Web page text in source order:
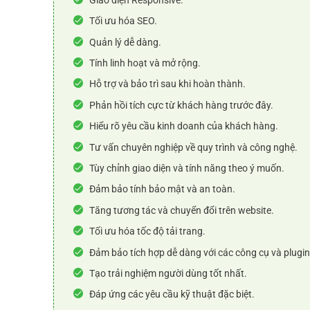
Tối ưu hóa SEO.
Quản lý dễ dàng.
Tính linh hoạt và mở rộng.
Hỗ trợ và bảo trì sau khi hoàn thành.
Phản hồi tích cực từ khách hàng trước đây.
Hiểu rõ yêu cầu kinh doanh của khách hàng.
Tư vấn chuyên nghiệp về quy trình và công nghệ.
Tùy chỉnh giao diện và tính năng theo ý muốn.
Đảm bảo tính bảo mật và an toàn.
Tăng tương tác và chuyển đổi trên website.
Tối ưu hóa tốc độ tải trang.
Đảm bảo tích hợp dễ dàng với các công cụ và
Tạo trải nghiệm người dùng tốt nhất.
Đáp ứng các yêu cầu kỹ thuật đặc biệt.